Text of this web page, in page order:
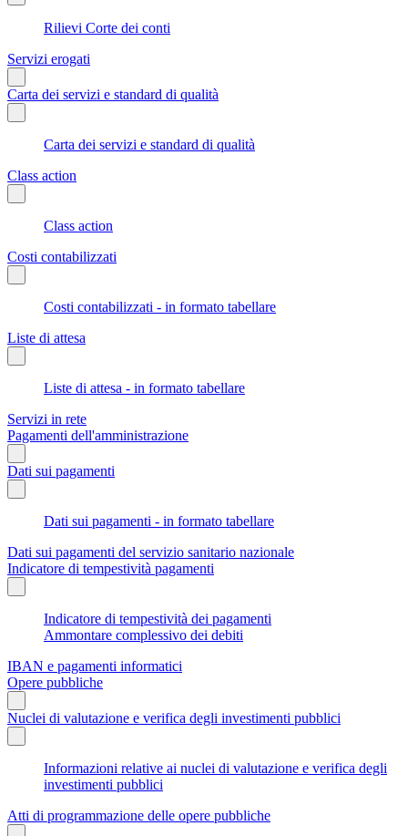
Rilievi Corte dei conti
Servizi erogati
Carta dei servizi e standard di qualità
Carta dei servizi e standard di qualità
Class action
Class action
Costi contabilizzati
Costi contabilizzati - in formato tabellare
Liste di attesa
Liste di attesa - in formato tabellare
Servizi in rete
Pagamenti dell'amministrazione
Dati sui pagamenti
Dati sui pagamenti - in formato tabellare
Dati sui pagamenti del servizio sanitario nazionale
Indicatore di tempestività pagamenti
Indicatore di tempestività dei pagamenti
Ammontare complessivo dei debiti
IBAN e pagamenti informatici
Opere pubbliche
Nuclei di valutazione e verifica degli investimenti pubblici
Informazioni relative ai nuclei di valutazione e verifica degli
investimenti pubblici
Atti di programmazione delle opere pubbliche